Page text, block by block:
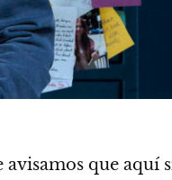
que aquí